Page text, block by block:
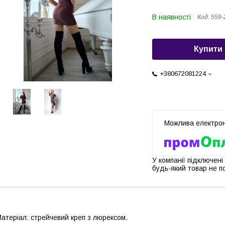
В наявності Код: 559-
Купити
+380672081224
У компанії
будь-який товар не
стрейчевий креп з люрексом.